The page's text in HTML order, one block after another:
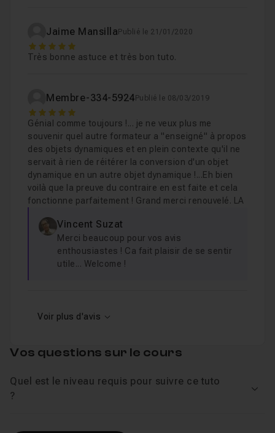
Jaime Mansilla Publié le 21/01/2020
5
Très bonne astuce et très bon tuto.
Membre-334-5924 Publié le 08/03/2019
5
Génial comme toujours !... je ne veux plus me
souvenir quel autre formateur a "enseigné" à propos
des objets dynamiques et en plein contexte qu'il ne
servait à rien de réitérer la conversion d'un objet
dynamique en un autre objet dynamique !...Eh bien
voilà que la preuve du contraire en est faite et cela
fonctionne parfaitement ! Grand merci renouvelé. LA
Vincent Suzat
Merci beaucoup pour vos avis
enthousiastes ! Ca fait plaisir de se sentir
utile... Welcome !
Voir plus d'avis
Vos questions sur le cours
Quel est le niveau requis pour suivre ce tuto
?